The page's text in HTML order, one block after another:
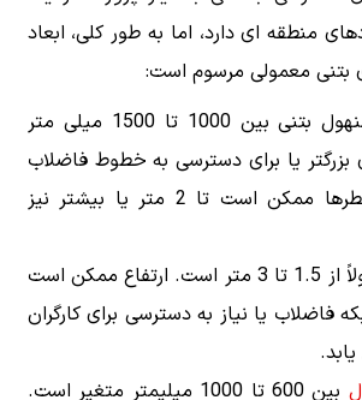
منطقه ای دارد، اما به طور کلی، ابعاد
بتنی معمولی مرسوم است:
قطر معمولی منهول بتنی بین 1000 تا 1500 میلی متر
یا برای دسترسی به خطوط فاضلاب
با ظرفیت بالاتر، قطرها ممکن است تا 2 متر یا بیشتر نیز
ارتفاعشان معمولاً از 1.5 تا 3 متر است. ارتفاع ممکن است
فاضلاب یا نیاز به دسترسی برای کارگران
بین 600 تا 1000 میلیمتر متغیر است.